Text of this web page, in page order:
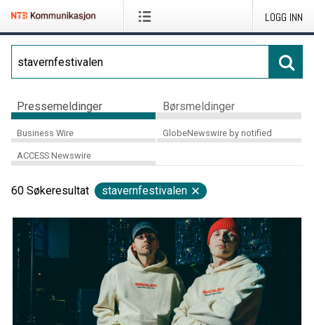
LOGG INN
Pressemeldinger Børsmeldinger
Business Wire GlobeNewswire by notified
ACCESS Newswire
60 Søkeresultat stavernfestivalen